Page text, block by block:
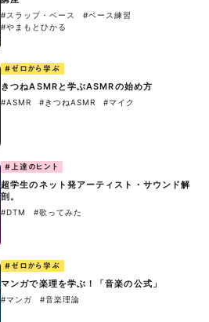
#スラップ・ベース
#ベース練習
#やまもとひかる
#ゼロから学ぶ
きつねASMRと学ぶASMRの始め方
#ASMR #きつねASMR #マイク
#上達のヒント
超学生のネット発アーティスト・サウンド解
剖。
#DTM #歌ってみた
#ゼロから学ぶ
マンガで楽理を学ぶ！「音楽の公式」
#マンガ #音楽理論